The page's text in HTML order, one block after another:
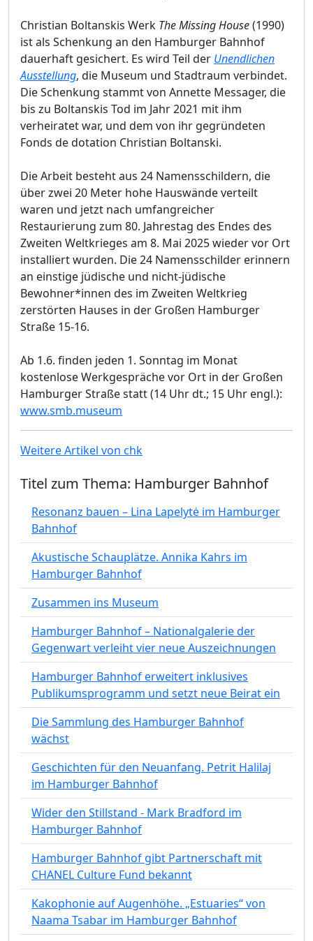
Christian Boltanskis Werk The Missing House(1990)
ist als Schenkung an den Hamburger Bahnhof
dauerhaft gesichert. Es wird Teil der Unendlichen
Ausstellung, die Museum und Stadtraum verbindet.
Die Schenkung stammt von Annette Messager, die
bis zu Boltanskis Tod im Jahr 2021 mit ihm
verheiratet war, und dem von ihr gegründeten
Fonds de dotation Christian Boltanski.
Die Arbeit besteht aus 24 Namensschildern, die
über zwei 20 Meter hohe Hauswände verteilt
waren und jetzt nach umfangreicher
Restaurierung zum 80. Jahrestag des Endes des
Zweiten Weltkrieges am 8. Mai 2025 wieder vor Ort
installiert wurden. Die 24 Namensschilder erinnern
an einstige jüdische und nicht-jüdische
Bewohner*innen des im Zweiten Weltkrieg
zerstörten Hauses in der Großen Hamburger
Straße 15-16.
Ab 1.6. finden jeden 1. Sonntag im Monat
kostenlose Werkgespräche vor Ort in der Großen
Hamburger Straße statt (14 Uhr dt.; 15 Uhr engl.):
www.smb.museum
Weitere Artikel von chk
Titel zum Thema: Hamburger Bahnhof
Resonanz bauen – Lina Lapelytė im Hamburger
Bahnhof
Akustische Schauplätze. Annika Kahrs im
Hamburger Bahnhof
Zusammen ins Museum
Hamburger Bahnhof – Nationalgalerie der
Gegenwart verleiht vier neue Auszeichnungen
Hamburger Bahnhof erweitert inklusives
Publikumsprogramm und setzt neue Beirat ein
Die Sammlung des Hamburger Bahnhof
wächst
Geschichten für den Neuanfang. Petrit Halilaj
im Hamburger Bahnhof
Wider den Stillstand - Mark Bradford im
Hamburger Bahnhof
Hamburger Bahnhof gibt Partnerschaft mit
CHANEL Culture Fund bekannt
Kakophonie auf Augenhöhe. „Estuaries“ von
Naama Tsabar im Hamburger Bahnhof